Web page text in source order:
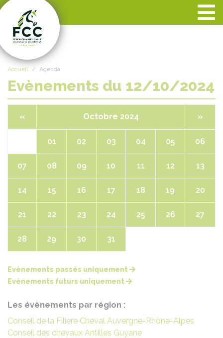
Accueil Agenda
Evènements du 12/10/2024
« Octobre 2024 »
01 02 03 04 05 06
07 08 09 10 11 12 13
14 15 16 17 18 19 20
21 22 23 24 25 26 27
28 29 30 31
Evènements passés uniquement
Evènements futurs uniquement
Les évènements par région :
Conseil de la Filière Cheval Auvergne-Rhône-Alpes
Conseil des chevaux Antilles Guyane
Panneau de gestion des cookies